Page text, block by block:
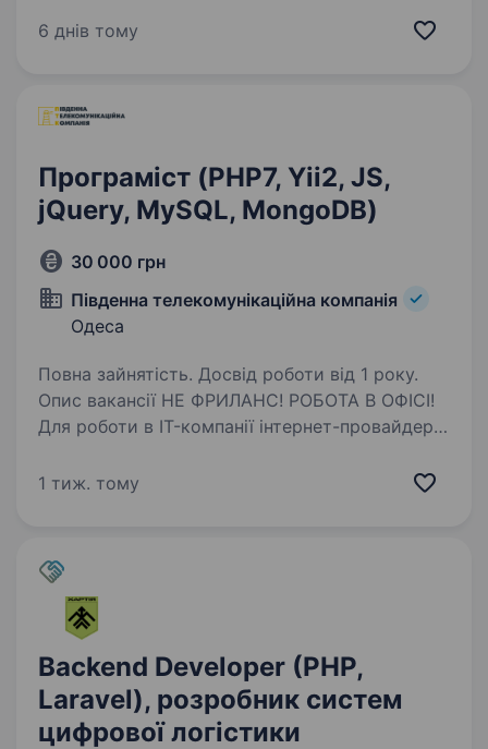
продукт — сервіс міграції даних,
help desk платформи…
6 днів тому
Програміст (PHP7, Yii2, JS,
jQuery, MySQL, MongoDB)
30 000 грн
Пiвденна телекомунiкацiйна компанiя
Одеса
Повна зайнятість. Досвід роботи від 1 року.
Опис вакансії НЕ ФРИЛАНС! РОБОТА В ОФІСІ!
Для роботи в IT-компанії інтернет-провайдері
програмістів з досвідом 1−2 роки зі знанням
1 тиж. тому
Backend Developer (PHP,
Laravel), розробник систем
цифрової логістики